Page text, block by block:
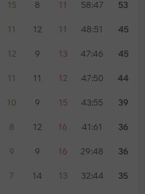
15 8 11 58:47 53
11 12 11 48:51 45
12 9 13 47:46 45
11 11 12 47:50 44
10 9 15 43:55 39
8 12 16 41:61 36
9 9 16 29:48 36
7 14 13 32:44 35